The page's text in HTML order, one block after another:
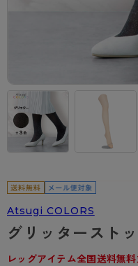
- 無地ストッキング
- 柄ストッキング
- ショート丈ストッ
- 着圧ストッキング
- パンティ部レスス
タイツ
- 柄タイツ
- ひざ下丈タイツ
- 着圧タイツ
- ノンワイヤーブラ
- ブラトップ
ショーツ
- レギュラーショー
肌着・インナー
- 長袖（七分袖以
ライフスタイルウェ
ルームウェア・パ
アクティブ・スポー
- スポーツブラ
雑貨・小物
クルー・レギュラ
スニーカー丈・く
Tバック・ビキニ
肌着・インナー
ライフスタイルウェ
ルームウェア・パ
クルー・レギュラ
スニーカー丈・く
ハイソックス
スクールソックス
ノンワイヤーブラ
スポーツブラ
ショーツ
レギュラーショーツ
フェイクタイツ
hotto comfort
スクールタイム
みんなの、みんな
商品選びのお手伝い
ブラジャー特集
私に似合う、スト
タイツの選び方
ご利用ガイド
はじめての方へ
よくある質問（
配送方法について
返品・交換につい
Atsugi COLORS
グリッタースト
レッグアイテム全国送料無